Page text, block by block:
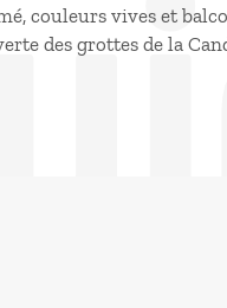
couleurs vives et
des grottes de la